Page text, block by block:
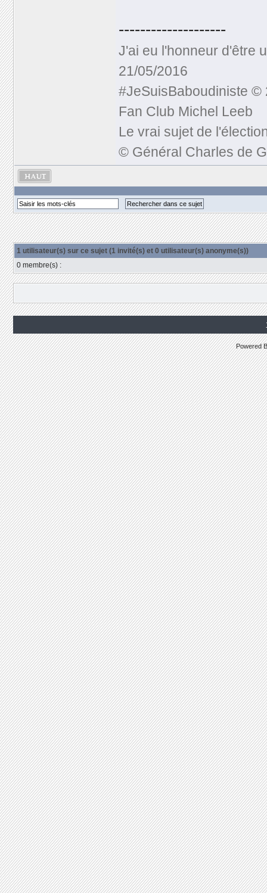
--------------------
J'ai eu l'honneur d'être
21/05/2016
#JeSuisBaboudiniste ©
Fan Club Michel Leeb
Le vrai sujet de
© Général Charles de
1 utilisateur(s) sur ce sujet (1 invité(s) et 0 utilisateur(s) anonyme(s))
0 membre(s) :
Powered